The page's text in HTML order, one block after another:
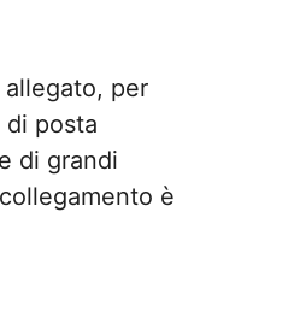
per
posta
di grandi
è